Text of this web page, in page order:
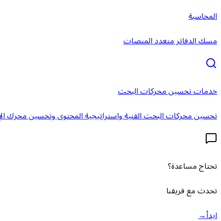
المحاسبة
مسك الدفاتر متعدد المنصات
خدمات تحسين محركات البحث
تحسين محركات البحث الفنية واستراتيجية المحتوى وتحسين محرك
تحتاج مساعدة؟
تحدث مع فريقنا
ابدأ→